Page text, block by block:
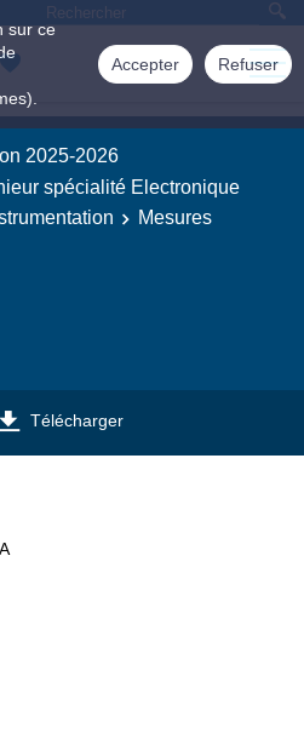
sur ce
Accepter Refuser
2025-2026
spécialité Electronique
Mesures
Télécharger